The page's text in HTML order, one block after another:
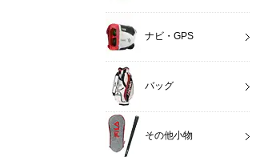
ナビ・GPS
バッグ
その他小物